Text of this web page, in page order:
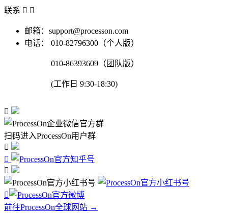
联系  
邮箱：support@processon.com
电话：
010-82796300（个人版）
010-86393609（团队版）
(工作日 9:30-18:30)

扫码进入ProcessOn用户群




前往ProcessOn全球网站 →